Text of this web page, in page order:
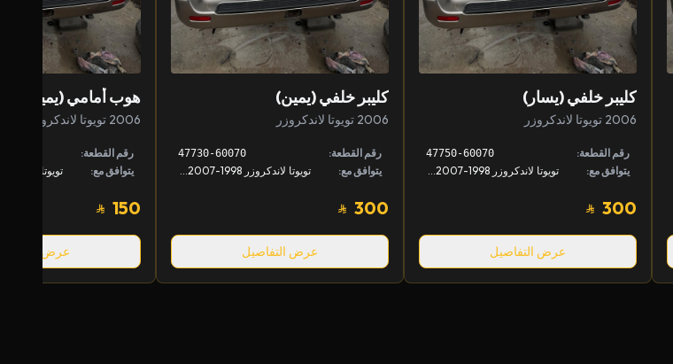
كليبر خلفي (يسار)
2006 تويوتا لاندكروزر
رقم القطعة: 47750-60070
يتوافق مع:
300
عرض التفاصيل
كليبر خلفي (يمين)
2006 تويوتا لاندكروزر
رقم القطعة: 47730-60070
يتوافق مع:
300
عرض التفاصيل
هوب أمامي (يمين)
2006 تويوتا لاندكروزر
رقم القطعة:
يتوافق مع:
150
عرض